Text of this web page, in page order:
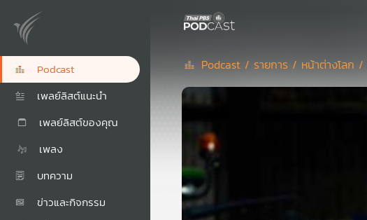
Podcast
เพลย์ลิสต์แนะนำ
เพลย์ลิสต์ของคุณ
เพลง
บทความ
ข่าวและกิจกรรม
Podcast / รายการ / หน้าต่างโลก /